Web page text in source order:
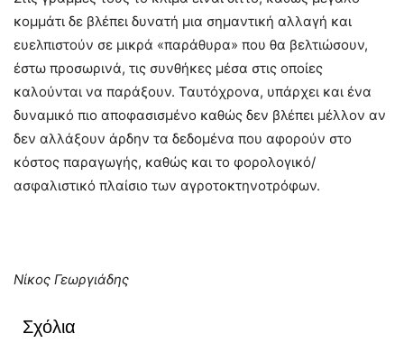
κομμάτι δε βλέπει δυνατή μια σημαντική αλλαγή και
ευελπιστούν σε μικρά «παράθυρα» που θα βελτιώσουν,
έστω προσωρινά, τις συνθήκες μέσα στις οποίες
καλούνται να παράξουν. Ταυτόχρονα, υπάρχει και ένα
δυναμικό πιο αποφασισμένο καθώς δεν βλέπει μέλλον αν
δεν αλλάξουν άρδην τα δεδομένα που αφορούν στο
κόστος παραγωγής, καθώς και το φορολογικό/
ασφαλιστικό πλαίσιο των αγροτοκτηνοτρόφων.
Νίκος Γεωργιάδης
Σχόλια